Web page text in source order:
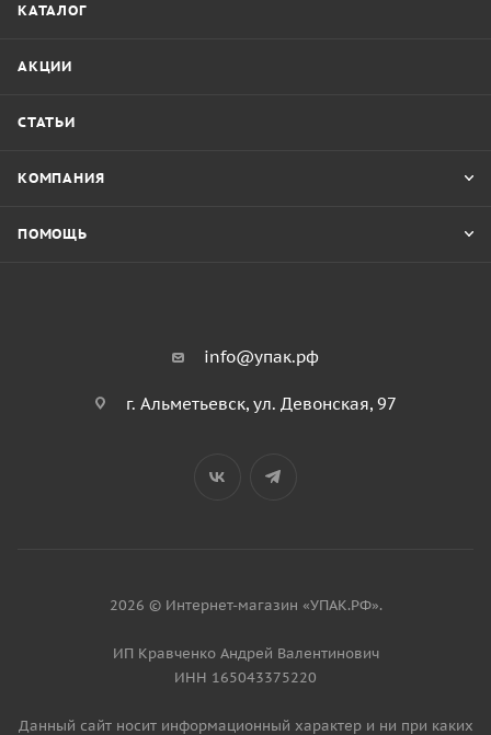
КАТАЛОГ
АКЦИИ
СТАТЬИ
КОМПАНИЯ
ПОМОЩЬ
info@упак.рф
г. Альметьевск, ул. Девонская, 97
2026 © Интернет-магазин «УПАК.РФ».
ИП Кравченко Андрей Валентинович
ИНН 165043375220
Данный сайт носит информационный характер и ни при каких